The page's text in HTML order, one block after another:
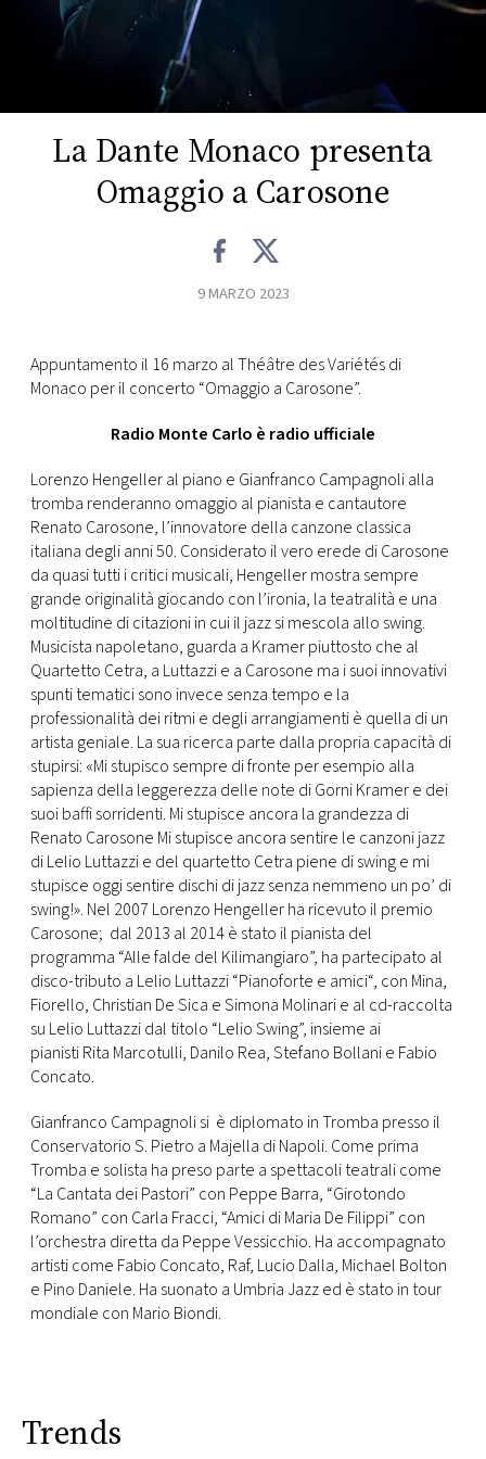
FOTO
CONCORSI
EVENTI
PRINCIPATO
DI
MONACO
RMC
CONSIGLIA
La Dante Monaco presenta
Omaggio a Carosone
9 MARZO 2023
Appuntamento il 16 marzo al Théâtre des Variétés di
Monaco per il concerto “Omaggio a Carosone”.
Radio Monte Carlo è radio ufficiale
Lorenzo Hengeller al piano e Gianfranco Campagnoli alla
tromba renderanno omaggio al pianista e cantautore
Renato Carosone, l’innovatore della canzone classica
italiana degli anni 50. Considerato il vero erede di Carosone
da quasi tutti i critici musicali, Hengeller mostra sempre
grande originalità giocando con l’ironia, la teatralità e una
moltitudine di citazioni in cui il jazz si mescola allo swing.
Musicista napoletano, guarda a Kramer piuttosto che al
Quartetto Cetra, a Luttazzi e a Carosone ma i suoi innovativi
spunti tematici sono invece senza tempo e la
professionalità dei ritmi e degli arrangiamenti è quella di un
artista geniale. La sua ricerca parte dalla propria capacità di
stupirsi: «Mi stupisco sempre di fronte per esempio alla
sapienza della leggerezza delle note di Gorni Kramer e dei
suoi baffi sorridenti. Mi stupisce ancora la grandezza di
Renato Carosone Mi stupisce ancora sentire le canzoni jazz
di Lelio Luttazzi e del quartetto Cetra piene di swing e mi
stupisce oggi sentire dischi di jazz senza nemmeno un po’ di
swing!». Nel 2007 Lorenzo Hengeller ha ricevuto il premio
Carosone; dal 2013 al 2014 è stato il pianista del
programma “Alle falde del Kilimangiaro”, ha partecipato al
disco-tributo a Lelio Luttazzi “Pianoforte e amici“, con Mina,
Fiorello, Christian De Sica e Simona Molinari e al cd-raccolta
su Lelio Luttazzi dal titolo “Lelio Swing”, insieme ai
pianisti Rita Marcotulli, Danilo Rea, Stefano Bollani e Fabio
Concato.
Gianfranco Campagnoli si è diplomato in Tromba presso il
Conservatorio S. Pietro a Majella di Napoli. Come prima
Tromba e solista ha preso parte a spettacoli teatrali come
“La Cantata dei Pastori” con Peppe Barra, “Girotondo
Romano” con Carla Fracci, “Amici di Maria De Filippi” con
l’orchestra diretta da Peppe Vessicchio. Ha accompagnato
artisti come Fabio Concato, Raf, Lucio Dalla, Michael Bolton
e Pino Daniele. Ha suonato a Umbria Jazz ed è stato in tour
mondiale con Mario Biondi.
Trends